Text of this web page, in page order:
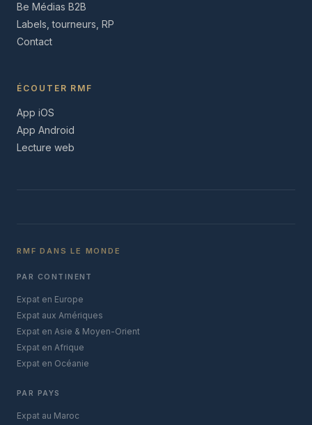
Be Médias B2B
Labels, tourneurs, RP
Contact
ÉCOUTER RMF
App iOS
App Android
Lecture web
RMF DANS LE MONDE
PAR CONTINENT
Expat en Europe
Expat aux Amériques
Expat en Asie & Moyen-Orient
Expat en Afrique
Expat en Océanie
PAR PAYS
Expat au Maroc